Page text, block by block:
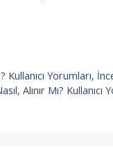
Kullanıcı Yorumları,
Alınır Mı? Kullanıcı